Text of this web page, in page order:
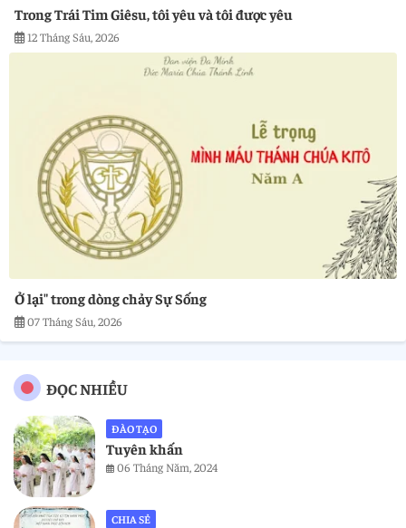
Trong Trái Tim Giêsu, tôi yêu và tôi được yêu
12 Tháng Sáu, 2026
Ở lại" trong dòng chảy Sự Sống
07 Tháng Sáu, 2026
ĐỌC NHIỀU
ĐÀO TẠO
Tuyên khấn
06 Tháng Năm, 2024
CHIA SẺ